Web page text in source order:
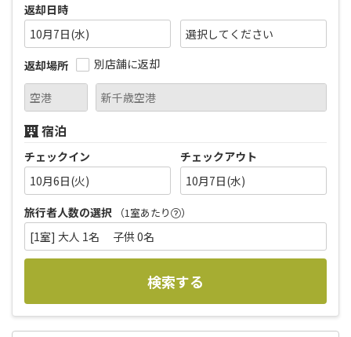
返却日時
10月7日(水)
返却場所
別店舗に返却
宿泊
チェックイン
10月6日(火)
チェックアウト
10月7日(水)
旅行者人数の選択
（1室あたり ）
[1室] 大人 1名 子供 0名
検索する